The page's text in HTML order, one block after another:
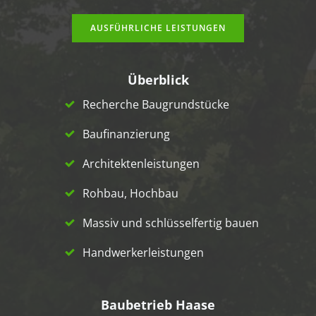
AUSFÜHRLICHE LEISTUNGEN
Überblick
Recherche Baugrundstücke
Baufinanzierung
Architektenleistungen
Rohbau, Hochbau
Massiv und schlüsselfertig bauen
Handwerkerleistungen
Baubetrieb Haase